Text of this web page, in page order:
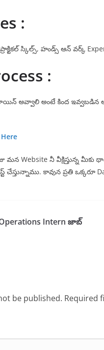
:
స్కిల్స్, హండ్స్ ఆన్ వర్క్
:
అవ్వాలి అంటే కింద
Website నీ వీక్షిస్తున్న మీకు
చేస్తున్నాము. కావున ప్రతి
Intern జాబ్
be published. Required